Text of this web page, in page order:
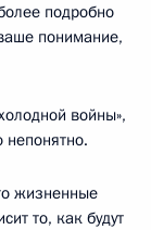
подробно
понимание,
войны»,
жизненные
то, как будут